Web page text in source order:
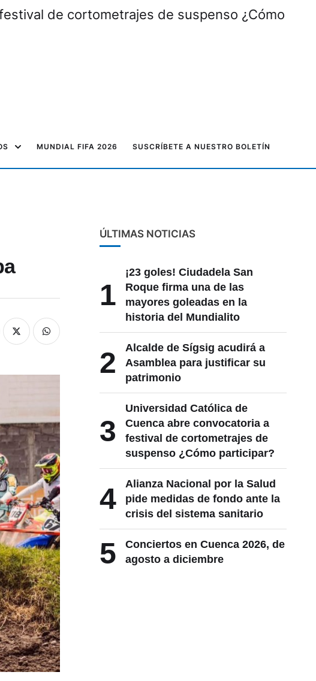
de cortometrajes de suspenso ¿Cómo
MUNDIAL FIFA 2026 SUSCRÍBETE A NUESTRO BOLETÍN
ÚLTIMAS NOTICIAS
1
¡23 goles! Ciudadela San
Roque firma una de las
mayores goleadas en la
historia del Mundialito
2
Alcalde de Sígsig acudirá a
Asamblea para justificar su
patrimonio
3
Universidad Católica de
Cuenca abre convocatoria a
festival de cortometrajes de
suspenso ¿Cómo participar?
4
Alianza Nacional por la Salud
pide medidas de fondo ante la
crisis del sistema sanitario
5
Conciertos en Cuenca 2026, de
agosto a diciembre